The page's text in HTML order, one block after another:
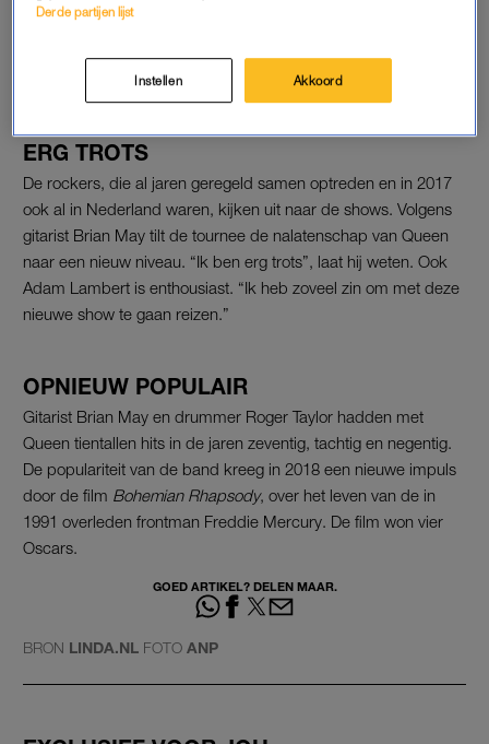
ERG TROTS
De rockers, die al jaren geregeld samen optreden en in 2017
ook al in Nederland waren, kijken uit naar de shows. Volgens
gitarist Brian May tilt de tournee de nalatenschap van Queen
naar een nieuw niveau. “Ik ben erg trots”, laat hij weten. Ook
Adam Lambert is enthousiast. “Ik heb zoveel zin om met deze
nieuwe show te gaan reizen.”
OPNIEUW POPULAIR
Gitarist Brian May en drummer Roger Taylor hadden met
Queen tientallen hits in de jaren zeventig, tachtig en negentig.
De populariteit van de band kreeg in 2018 een nieuwe impuls
door de film Bohemian Rhapsody, over het leven van de in
1991 overleden frontman Freddie Mercury. De film won vier
Oscars.
GOED ARTIKEL? DELEN MAAR.
BRON LINDA.NL FOTO ANP
Derde partijen lijst
Instellen Akkoord